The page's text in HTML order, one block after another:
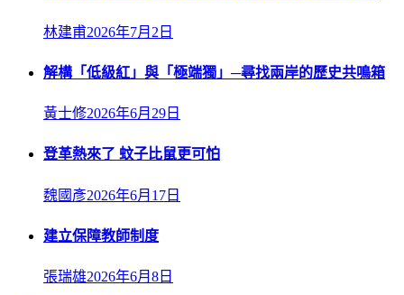
林建甫2026年7月2日
解構「低級紅」與「極端獨」─尋找兩岸的歷史共鳴箱
黃士修2026年6月29日
登革熱來了 蚊子比鼠更可怕
魏國彥2026年6月17日
建立保障教師制度
張瑞雄2026年6月8日